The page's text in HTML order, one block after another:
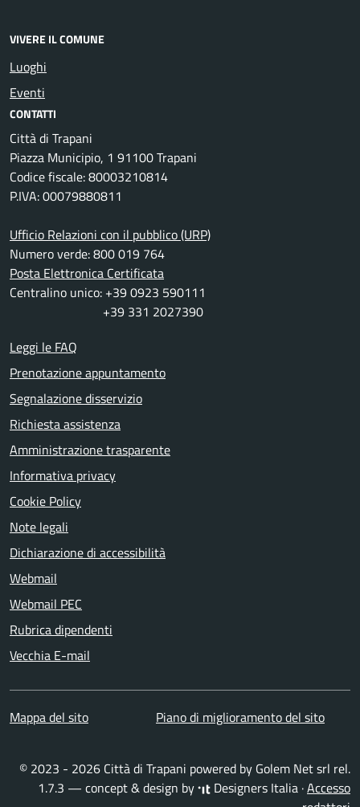
VIVERE IL COMUNE
Luoghi
Eventi
CONTATTI
Città di Trapani
Piazza Municipio, 1 91100 Trapani
Codice fiscale: 80003210814
P.IVA: 00079880811
Ufficio Relazioni con il pubblico (URP)
Numero verde: 800 019 764
Posta Elettronica Certificata
Centralino unico: +39 0923 590111
+39 331 2027390
Leggi le FAQ
Prenotazione appuntamento
Segnalazione disservizio
Richiesta assistenza
Amministrazione trasparente
Informativa privacy
Cookie Policy
Note legali
Dichiarazione di accessibilità
Webmail
Webmail PEC
Rubrica dipendenti
Vecchia E-mail
Mappa del sito Piano di miglioramento del sito
© 2023 - 2026 Città di Trapani powered by Golem Net srl rel.
1.7.3 — concept & design by
Designers Italia ·Accesso